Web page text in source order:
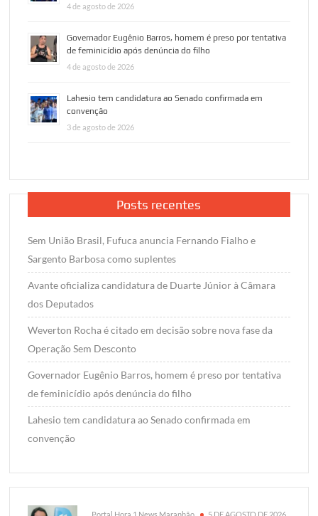
4 de agosto de 2026
Governador Eugênio Barros, homem é preso por tentativa
de feminicídio após denúncia do filho
4 de agosto de 2026
Lahesio tem candidatura ao Senado confirmada em
convenção
3 de agosto de 2026
Posts recentes
Sem União Brasil, Fufuca anuncia Fernando Fialho e
Sargento Barbosa como suplentes
Avante oficializa candidatura de Duarte Júnior à Câmara
dos Deputados
Weverton Rocha é citado em decisão sobre nova fase da
Operação Sem Desconto
Governador Eugênio Barros, homem é preso por tentativa
de feminicídio após denúncia do filho
Lahesio tem candidatura ao Senado confirmada em
convenção
Portal Hora 1 News Maranhão 5 DE AGOSTO DE 2026